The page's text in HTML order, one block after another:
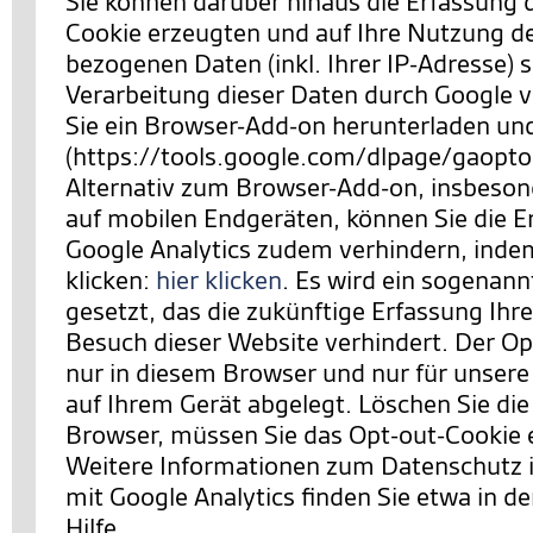
Cookie erzeugten und auf Ihre Nutzung
bezogenen Daten (inkl. Ihrer IP-Adresse)
Verarbeitung dieser Daten durch Google
Sie ein Browser-Add-on herunterladen
(https://tools.google.com/dlpage/
Alternativ zum Browser-Add-on,
auf mobilen Endgeräten, können Sie die
Google Analytics zudem verhindern,
klicken: hier klicken. Es wird ein
gesetzt, das die zukünftige Erfassung
Besuch dieser Website verhindert. Der
nur in diesem Browser und nur für
auf Ihrem Gerät abgelegt. Löschen Sie
Browser, müssen Sie das Opt-out-Cookie
Weitere Informationen zum Datenschutz
mit Google Analytics finden Sie etwa in